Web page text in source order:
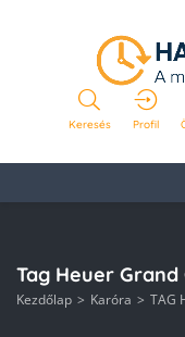
Keresés Profil
Tag Heuer
Kezdőlap Karóra TAG